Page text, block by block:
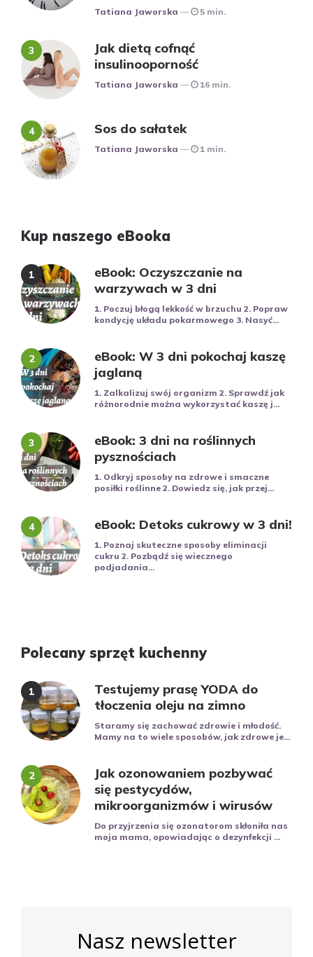
Posted
Tatiana Jaworska 5 min.
Jak dietą cofnąć
insulinooporność
Posted
Tatiana Jaworska 16 min.
Sos do sałatek
Posted
Tatiana Jaworska 1 min.
Kup naszego eBooka
eBook: Oczyszczanie na
warzywach w 3 dni
1. Poczuj błogą lekkość w brzuchu 2. Popraw
kondycję układu pokarmowego 3. Nasyć...
eBook: W 3 dni pokochaj kaszę
jaglaną
1. Zalkalizuj swój organizm 2. Sprawdź jak
różnorodnie można wykorzystać kaszę j...
eBook: 3 dni na roślinnych
pysznościach
1. Odkryj sposoby na zdrowe i smaczne
posiłki roślinne 2. Dowiedz się, jak przej...
eBook: Detoks cukrowy w 3 dni!
1. Poznaj skuteczne sposoby eliminacji
cukru 2. Pozbądź się wiecznego
podjadania...
Polecany sprzęt kuchenny
Testujemy prasę YODA do
tłoczenia oleju na zimno
Staramy się zachować zdrowie i młodość.
Mamy na to wiele sposobów, jak zdrowe je...
Jak ozonowaniem pozbywać
się pestycydów,
mikroorganizmów i wirusów
Do przyjrzenia się ozonatorom skłoniła nas
moja mama, opowiadając o dezynfekcji ...
Nasz newsletter